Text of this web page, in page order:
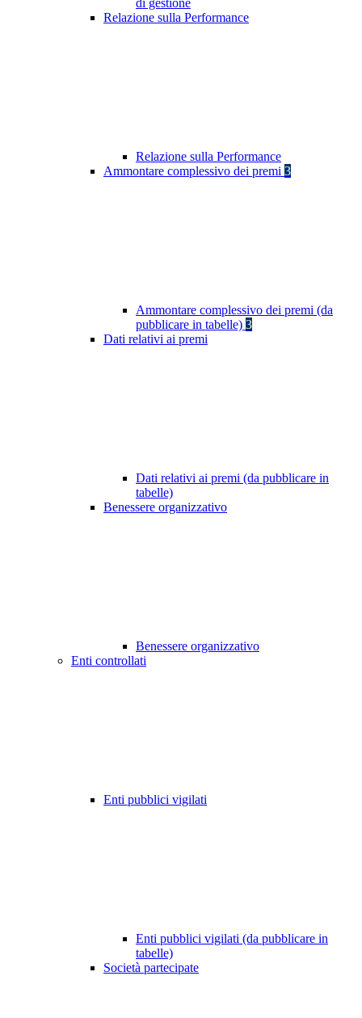
di gestione
Relazione sulla Performance
Relazione sulla Performance
Ammontare complessivo dei premi 3
Ammontare complessivo dei premi (da
pubblicare in tabelle) 3
Dati relativi ai premi
Dati relativi ai premi (da pubblicare in
tabelle)
Benessere organizzativo
Benessere organizzativo
Enti controllati
Enti pubblici vigilati
Enti pubblici vigilati (da pubblicare in
tabelle)
Società partecipate